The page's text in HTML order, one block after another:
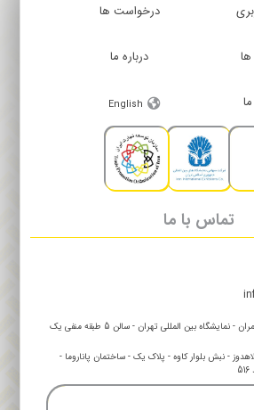
درخواست ها
درباره ما
تماس با ما
نمایشگاه بین المللی تهران - سالن 5 طبقه منفی یک
- نبش بلوار کاوه - پلاک یک - ساختمان پاناروما -